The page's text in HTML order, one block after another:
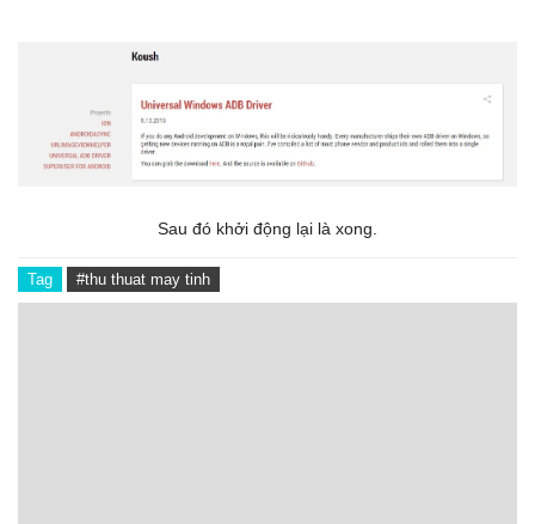
Sau đó khởi động lại là xong.
Tag #thu thuat may tinh